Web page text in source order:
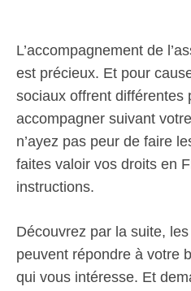
L’accompagnement de
est précieux. Et pour
sociaux offrent différentes
accompagner suivant
n’ayez pas peur de faire
faites valoir vos droits en
instructions.
Découvrez par la suite,
peuvent répondre à votre
qui vous intéresse. Et